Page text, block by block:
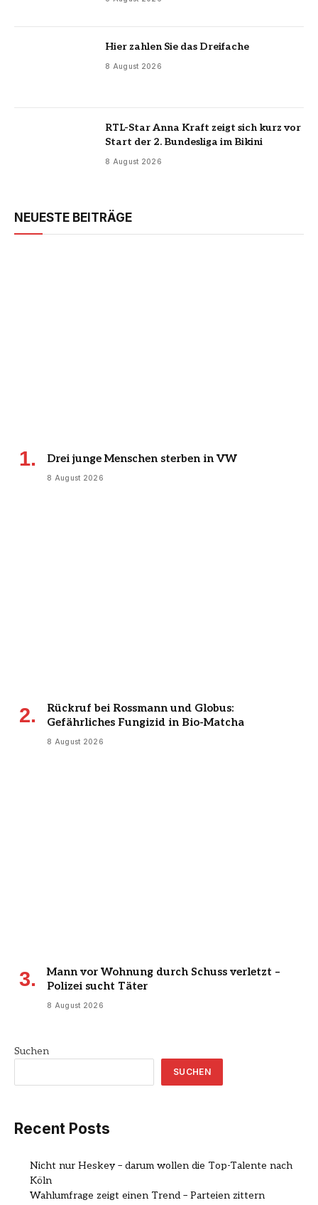
Hier zahlen Sie das Dreifache
8 August 2026
RTL-Star Anna Kraft zeigt sich kurz vor
Start der 2. Bundesliga im Bikini
8 August 2026
NEUESTE BEITRÄGE
Drei junge Menschen sterben in VW
8 August 2026
Rückruf bei Rossmann und Globus:
Gefährliches Fungizid in Bio-Matcha
8 August 2026
Mann vor Wohnung durch Schuss verletzt –
Polizei sucht Täter
8 August 2026
Suchen
SUCHEN
Recent Posts
Nicht nur Heskey – darum wollen die Top-Talente nach
Köln
Wahlumfrage zeigt einen Trend – Parteien zittern